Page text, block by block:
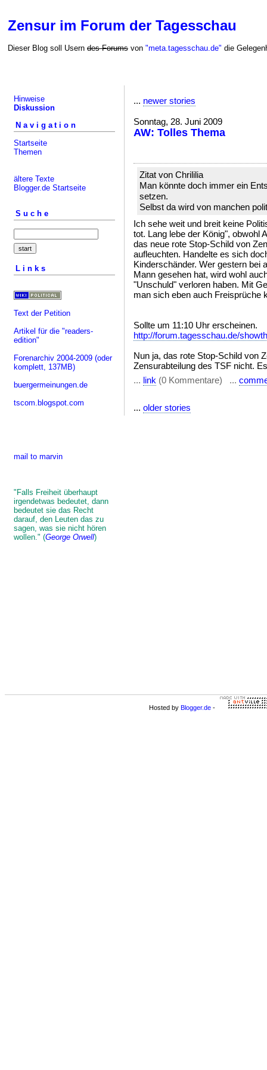
Zensur im Forum der Tagesschau
Dieser Blog soll Usern des Forums von "meta.tagesschau.de" die
Hinweise
Diskussion
Navigation
Startseite
Themen
ältere Texte
Blogger.de Startseite
Suche
Links
Text der Petition
Artikel für die "readers-
edition"
Forenarchiv 2004-2009 (oder
komplett, 137MB)
buergermeinungen.de
tscom.blogspot.com
mail to marvin
"Falls Freiheit überhaupt
irgendetwas bedeutet, dann
bedeutet sie das Recht
darauf, den Leuten das zu
sagen, was sie nicht hören
wollen." (George Orwell)
... newer stories
Sonntag, 28. Juni 2009
AW: Tolles Thema
Zitat von Chrililia
Man könnte doch immer ein
setzen.
Selbst da wird von manchen
Ich sehe weit und breit keine
tot. Lang lebe der König", obwohl
das neue rote Stop-Schild von
aufleuchten. Handelte es sich
Kinderschänder. Wer gestern bei
Mann gesehen hat, wird wohl
"Unschuld" verloren haben. Mit
man sich eben auch Freisprüche
Sollte um 11:10 Uhr erscheinen.
http://forum.tagesschau.de/
Nun ja, das rote Stop-Schild von
Zensurabteilung des TSF nicht.
... link (0 Kommentare) ...
... older stories
Hosted by Blogger.de -